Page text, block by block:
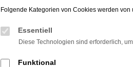
Folgende Kategorien von Cookies werden von
Essentiell
Diese Technologien sind erforderlich,
Funktional